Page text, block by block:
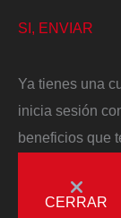
SI, ENVIAR
Ya tienes una
inicia sesión
beneficios que
CERRAR